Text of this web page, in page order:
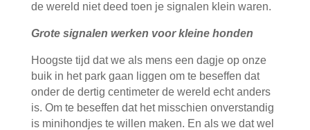
de wereld niet deed toen je signalen klein waren.
Grote signalen werken voor kleine honden
Hoogste tijd dat we als mens een dagje op onze
buik in het park gaan liggen om te beseffen dat
onder de dertig centimeter de wereld echt anders
is. Om te beseffen dat het misschien onverstandig
is minihondjes te willen maken. En als we dat wel